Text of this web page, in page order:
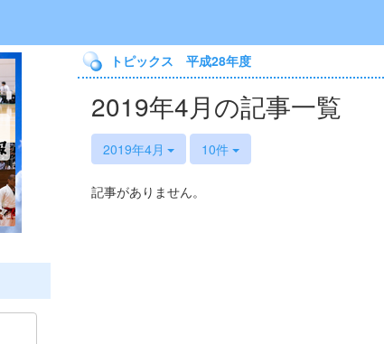
トピックス 平成28年度
2019年4月の記事一覧
2019年4月 10件
記事がありません。